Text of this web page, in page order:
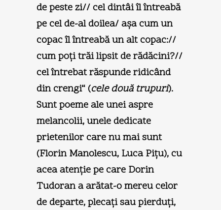
de peste zi// cel dintâi îl întreabă
pe cel de-al doilea/ aşa cum un
copac îl întreabă un alt copac://
cum poţi trăi lipsit de rădăcini?//
cel întrebat răspunde ridicând
din crengi“ (cele două trupuri).
Sunt poeme ale unei aspre
melancolii, unele dedicate
prietenilor care nu mai sunt
(Florin Manolescu, Luca Piţu), cu
acea atenţie pe care Dorin
Tudoran a arătat-o mereu celor
de departe, plecaţi sau pierduţi,